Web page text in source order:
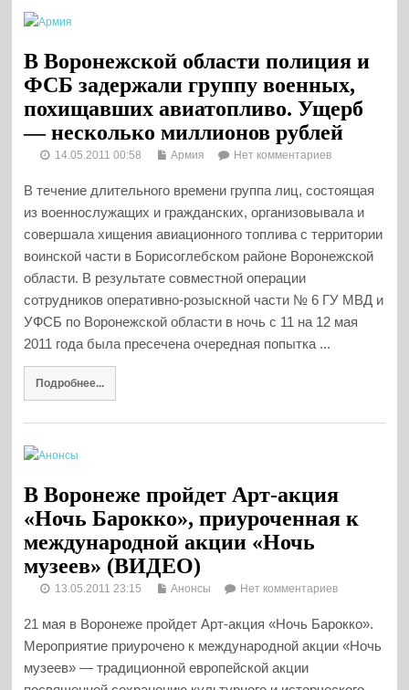
В Воронежской области полиция и
ФСБ задержали группу военных,
похищавших авиатопливо. Ущерб
— несколько миллионов рублей
14.05.2011 00:58 Армия Нет комментариев
В течение длительного времени группа лиц, состоящая
из военнослужащих и гражданских, организовывала и
совершала хищения авиационного топлива с территории
воинской части в Борисоглебском районе Воронежской
области. В результате совместной операции
сотрудников оперативно-розыскной части № 6 ГУ МВД и
УФСБ по Воронежской области в ночь с 11 на 12 мая
2011 года была пресечена очередная попытка ...
Подробнее...
В Воронеже пройдет Арт-акция
«Ночь Барокко», приуроченная к
международной акции «Ночь
музеев» (ВИДЕО)
13.05.2011 23:15 Анонсы Нет комментариев
21 мая в Воронеже пройдет Арт-акция «Ночь Барокко».
Мероприятие приурочено к международной акции «Ночь
музеев» — традиционной европейской акции